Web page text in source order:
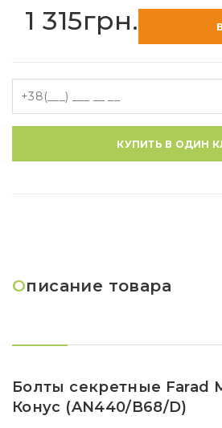
1 315грн.
КУПИТЬ В ОДИН
Описание товара
Болты секретные Farad
Конус (AN440/B68/D)